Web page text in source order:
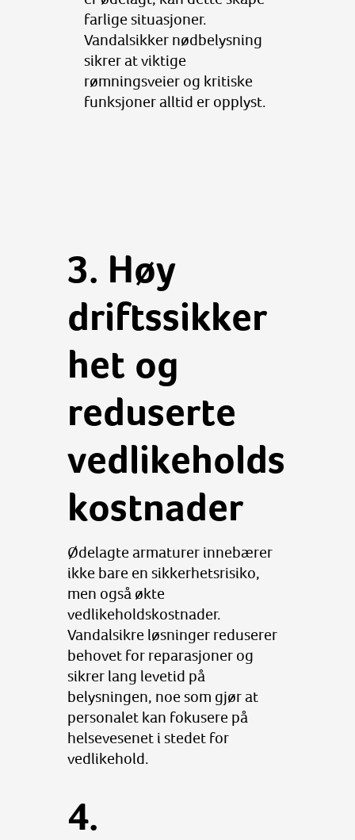
farlige situasjoner.
Vandalsikker nødbelysning
sikrer at viktige
rømningsveier og kritiske
funksjoner alltid er opplyst.
3. Høy
driftssikker
het og
reduserte
vedlikeholds
kostnader
Ødelagte armaturer innebærer
ikke bare en sikkerhetsrisiko,
men også økte
vedlikeholdskostnader.
Vandalsikre løsninger reduserer
behovet for reparasjoner og
sikrer lang levetid på
belysningen, noe som gjør at
personalet kan fokusere på
helsevesenet i stedet for
vedlikehold.
4.